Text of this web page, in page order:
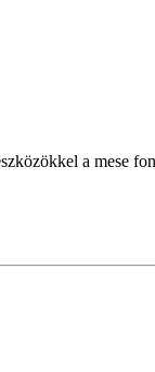
a mese